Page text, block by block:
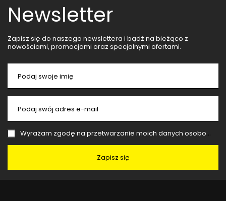
Newsletter
Zapisz się do naszego newslettera i bądź na bieżąco z
nowościami, promocjami oraz specjalnymi ofertami.
Podaj swoje imię
Podaj swój adres e-mail
Wyrażam zgodę na przetwarzanie moich danych osobowych (adres e-mail) na potrzeby wysyłki newslettera z informacją handlową (marketing). Więcej w
Zapisz się